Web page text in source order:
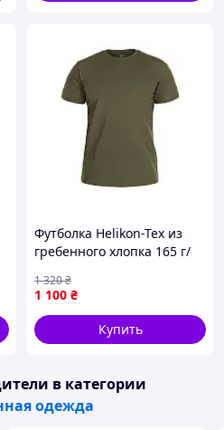
Футболка Helikon-Tex из
гребенного хлопка 165 г/
1 100 ₴
1 320₴
Купить
в категории
одежда